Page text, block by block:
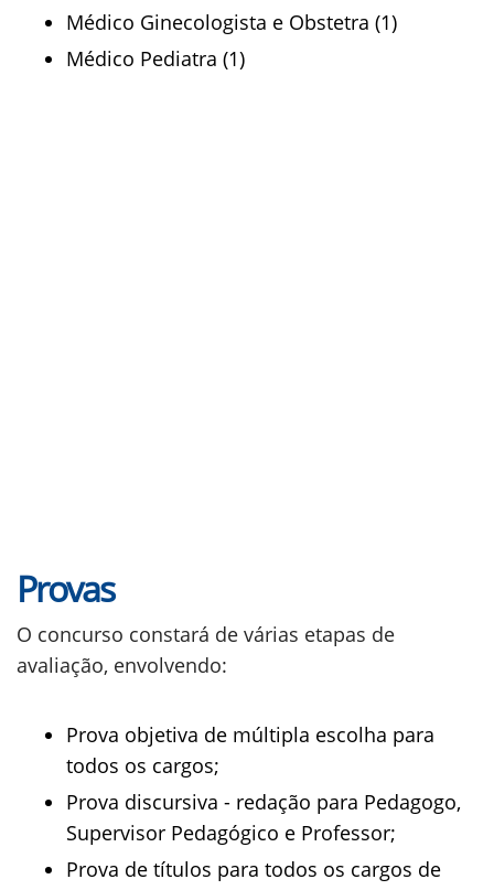
Médico Ginecologista e Obstetra (1)
Médico Pediatra (1)
Provas
O concurso constará de várias etapas de
avaliação, envolvendo:
Prova objetiva de múltipla escolha para
todos os cargos;
Prova discursiva - redação para Pedagogo,
Supervisor Pedagógico e Professor;
Prova de títulos para todos os cargos de